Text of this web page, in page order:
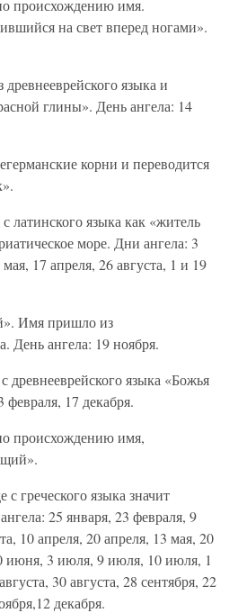
происхождению имя.
на свет вперед ногами».
языка и
глины». День ангела: 14
корни и переводится
латинского языка как «житель
море. Дни ангела: 3
17 апреля, 26 августа, 1 и 19
Имя пришло из
День ангела: 19 ноября.
древнееврейского языка «Божья
17 декабря.
происхождению имя,
греческого языка значит
25 января, 23 февраля, 9
10 апреля, 20 апреля, 13 мая, 20
3 июля, 9 июля, 10 июля, 1
30 августа, 28 сентября, 22
декабря.